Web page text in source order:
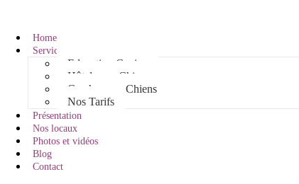
Home
Services
Education Canine
Hôtel pour Chiens
Creche pour Chiens
Nos Tarifs
Présentation
Nos locaux
Photos et vidéos
Blog
Contact